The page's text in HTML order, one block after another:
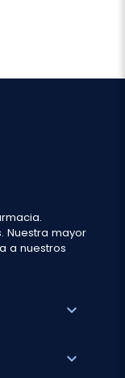
Nuestra mayor
a nuestros
expand_more
expand_more